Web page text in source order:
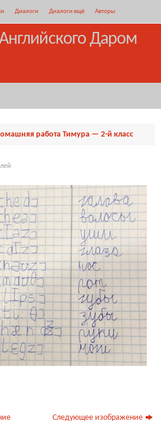
Диалоги Диалоги ещё Авторы
Даром
работа Тимура — 2-й класс
Следующее изображение